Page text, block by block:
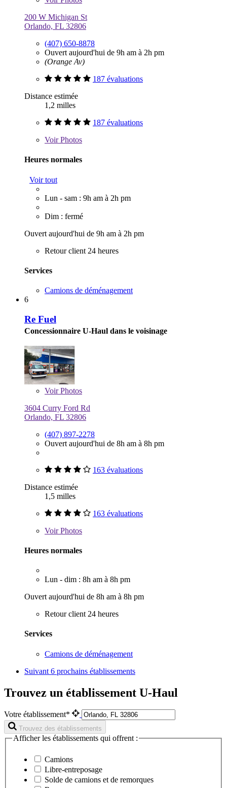
200 W Michigan St
Orlando, FL 32806
(407) 650-8878
Ouvert aujourd'hui de 9h am à 2h pm
(Orange Av)
187 évaluations
Distance estimée
1,2 milles
187 évaluations
VoirPhotos
Heures normales
Voir tout
Lun - sam : 9h am à 2h pm
Dim : fermé
Ouvert aujourd'hui de 9h am à 2h pm
Retour client 24 heures
Services
Camions de déménagement
6
Re Fuel
Concessionnaire U-Haul dans le voisinage
VoirPhotos
3604 Curry Ford Rd
Orlando, FL 32806
(407) 897-2278
Ouvert aujourd'hui de 8h am à 8h pm
163 évaluations
Distance estimée
1,5 milles
163 évaluations
VoirPhotos
Heures normales
Lun - dim : 8h am à 8h pm
Ouvert aujourd'hui de 8h am à 8h pm
Retour client 24 heures
Services
Camions de déménagement
Suivant 6 prochains établissements
Trouvez un établissement U-Haul
Votre établissement*
Trouvez des établissements
Afficher les établissements qui offrent :
Camions
Libre-entreposage
Solde de camions et de remorques